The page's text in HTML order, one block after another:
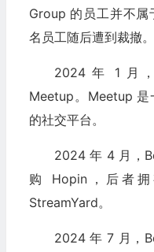
Group 的员工并不
名员工随后遭到裁撤。
2024 年 1 月
Meetup。Meetup
的社交平台。
2024 年 4 月，
购 Hopin，后者
StreamYard。
2024 年 7 月，